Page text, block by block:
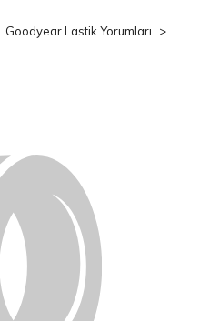
Goodyear Lastik Yorumları